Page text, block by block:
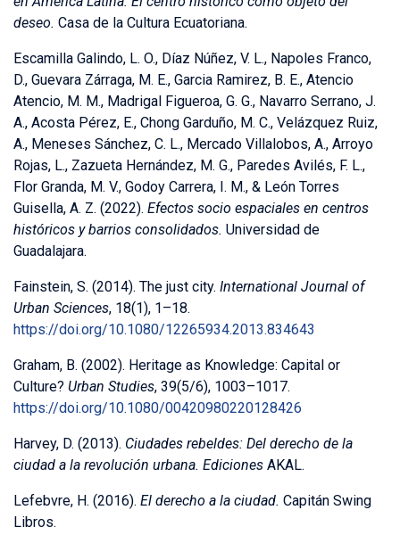
deseo. Casa de la Cultura Ecuatoriana.
Escamilla Galindo, L. O., Díaz Núñez, V. L., Napoles Franco,
D., Guevara Zárraga, M. E., Garcia Ramirez, B. E., Atencio
Atencio, M. M., Madrigal Figueroa, G. G., Navarro Serrano, J.
A., Acosta Pérez, E., Chong Garduño, M. C., Velázquez Ruiz,
A., Meneses Sánchez, C. L., Mercado Villalobos, A., Arroyo
Rojas, L., Zazueta Hernández, M. G., Paredes Avilés, F. L.,
Flor Granda, M. V., Godoy Carrera, I. M., & León Torres
Guisella, A. Z. (2022). Efectos socio espaciales en centros
históricos y barrios consolidados. Universidad de
Guadalajara.
Fainstein, S. (2014). The just city. International Journal of
Urban Sciences, 18(1), 1–18.
https://doi.org/10.1080/12265934.2013.834643
Graham, B. (2002). Heritage as Knowledge: Capital or
Culture? Urban Studies, 39(5/6), 1003–1017.
https://doi.org/10.1080/00420980220128426
Harvey, D. (2013). Ciudades rebeldes: Del derecho de la
ciudad a la revolución urbana. Ediciones AKAL.
Lefebvre, H. (2016). El derecho a la ciudad. Capitán Swing
Libros.